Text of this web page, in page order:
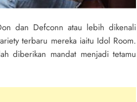
dan Defconn atau lebih dikenali
terbaru mereka iaitu Idol Room.
diberikan mandat menjadi tetamu